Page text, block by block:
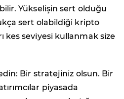
Yükselişin sert olduğu
sert olabildiği kripto
kes seviyesi kullanmak size
Bir stratejiniz olsun. Bir
piyasada